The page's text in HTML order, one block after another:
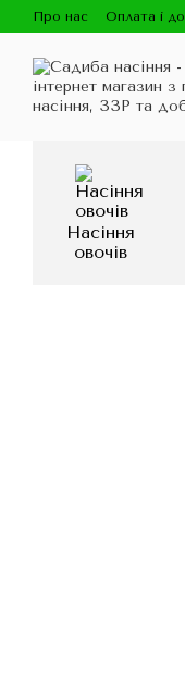
Перейти до
Про нас Оплата і
Насіння
овочів